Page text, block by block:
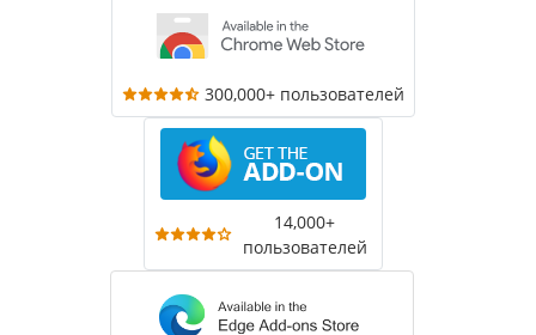
300,000+ пользователей
14,000+
пользователей